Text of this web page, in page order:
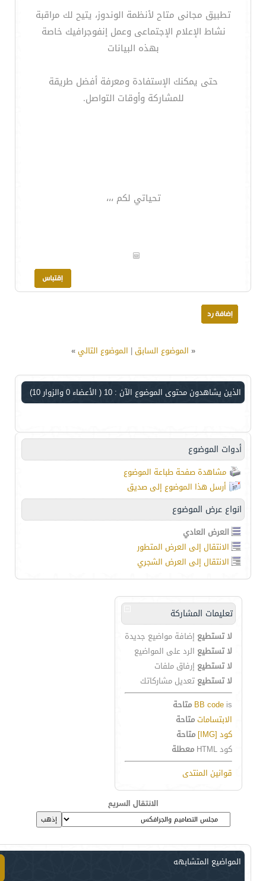
تطبيق مجانى متاح لأنظمة الوندوز، يتيح لك مراقبة
نشاط الإعلام الإجتماعى وعمل إنفوجرافيك خاصة
بهذه البيانات
حتى يمكنك الإستفادة ومعرفة أفضل طريقة
للمشاركة وأوقات التواصل.
تحياتي لكم ،،،
« الموضوع السابق| الموضوع التالي»
الذين يشاهدون محتوى الموضوع الآن : 10 ( الأعضاء 0 والزوار 10)
أدوات الموضوع
مشاهدة صفحة طباعة الموضوع
أرسل هذا الموضوع إلى صديق
انواع عرض الموضوع
العرض العادي
الانتقال إلى العرض المتطور
الانتقال إلى العرض الشجري
تعليمات المشاركة
لا تستطيع إضافة مواضيع جديدة
لا تستطيع الرد على المواضيع
لا تستطيع إرفاق ملفات
لا تستطيع تعديل مشاركاتك
BB code is
متاحة
الابتساماتمتاحة
كود [IMG]
متاحة
كود HTML
معطلة
قوانين المنتدى
الانتقال السريع
المواضيع المتشابهه